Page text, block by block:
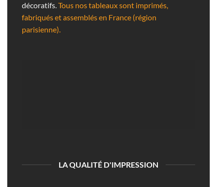
décoratifs.Tous nos tableaux sont imprimés,
fabriqués et assemblés en France (région
parisienne).
LA QUALITÉ D'IMPRESSION